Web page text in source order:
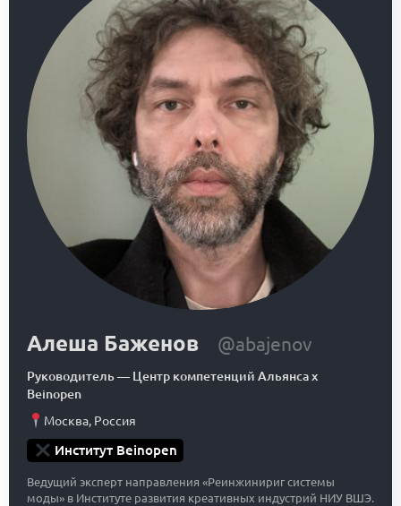
Алеша Баженов @abajenov
Руководитель— Центр компетенций Альянса x
Beinopen
Москва, Россия
Институт Beinopen
Ведущий эксперт направления «Реинжинириг системы
моды» в Институте развития креативных индустрий НИУ ВШЭ.